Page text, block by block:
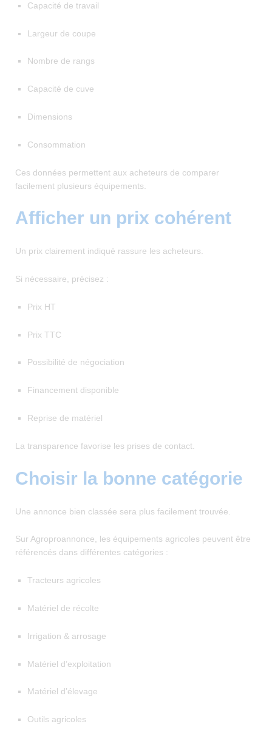
Capacité de travail
Largeur de coupe
Nombre de rangs
Capacité de cuve
Dimensions
Consommation
Ces données permettent aux acheteurs de comparer
facilement plusieurs équipements.
Afficher un prix cohérent
Un prix clairement indiqué rassure les acheteurs.
Si nécessaire, précisez :
Prix HT
Prix TTC
Possibilité de négociation
Financement disponible
Reprise de matériel
La transparence favorise les prises de contact.
Choisir la bonne catégorie
Une annonce bien classée sera plus facilement trouvée.
Sur Agroproannonce, les équipements agricoles peuvent être
référencés dans différentes catégories :
Tracteurs agricoles
Matériel de récolte
Irrigation & arrosage
Matériel d’exploitation
Matériel d’élevage
Outils agricoles